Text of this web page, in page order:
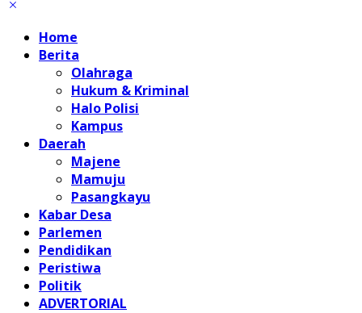
Home
Berita
Olahraga
Hukum & Kriminal
Halo Polisi
Kampus
Daerah
Majene
Mamuju
Pasangkayu
Kabar Desa
Parlemen
Pendidikan
Peristiwa
Politik
ADVERTORIAL